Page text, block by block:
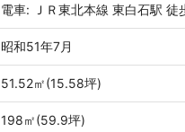
電車: ＪＲ東北本線 東白石駅 徒
昭和51年7月
51.52㎡(15.58坪)
198㎡(59.9坪)